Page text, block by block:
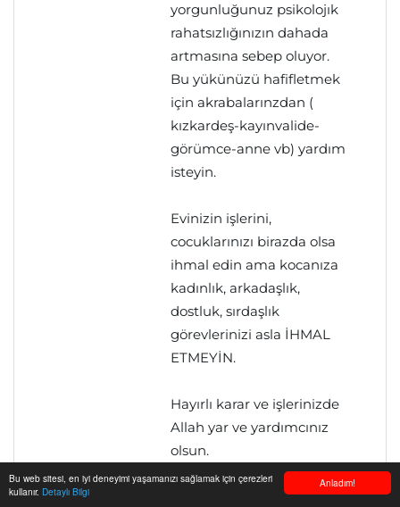
Anladım!
Bu web sitesi, en iyi deneyimi yaşamanızı sağlamak için çerezleri
kullanır. Detaylı Bilgi
yorgunluğunuz psikolojık
rahatsızlığınızın dahada
artmasına sebep oluyor.
Bu yükünüzü hafifletmek
için akrabalarınzdan (
kızkardeş-kayınvalide-
görümce-anne vb) yardım
isteyin.
Evinizin işlerini,
cocuklarınızı birazda olsa
ihmal edin ama kocanıza
kadınlık, arkadaşlık,
dostluk, sırdaşlık
görevlerinizi asla İHMAL
ETMEYİN.
Hayırlı karar ve işlerinizde
Allah yar ve yardımcınız
olsun.